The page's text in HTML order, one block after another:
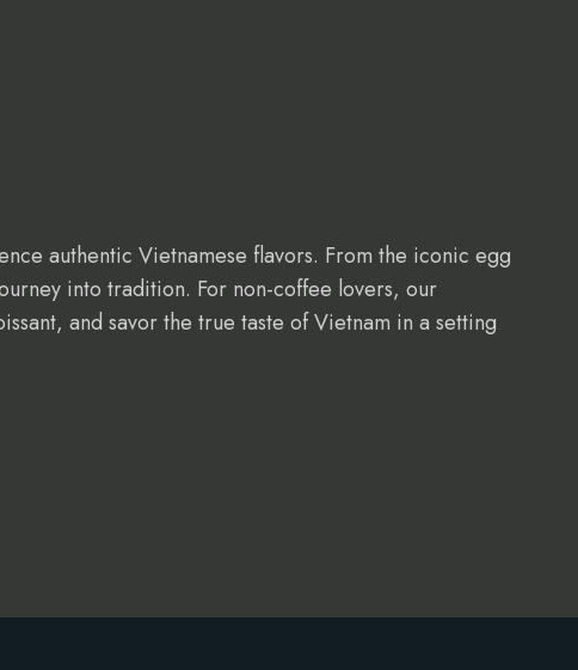
authentic Vietnamese flavors. From the iconic egg
into tradition. For non-coffee lovers, our
and savor the true taste of Vietnam in a setting